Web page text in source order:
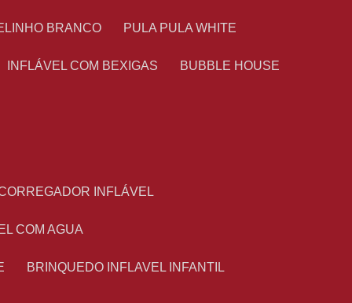
BRANCO PULA PULA WHITE
INFLÁVEL COM BEXIGAS BUBBLE HOUSE
INFLÁVEL
COM AGUA
BRINQUEDO INFLAVEL INFANTIL